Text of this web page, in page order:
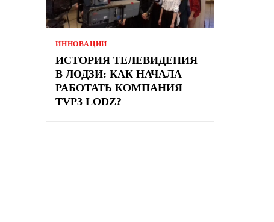
ИННОВАЦИИ
ИСТОРИЯ ТЕЛЕВИДЕНИЯ
В ЛОДЗИ: КАК НАЧАЛА
РАБОТАТЬ КОМПАНИЯ
TVP3 LODZ?